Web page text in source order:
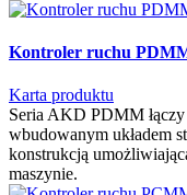
Kontroler ruchu
Karta produktu
Seria AKD PDMM
wbudowanym układem
konstrukcją
maszynie.